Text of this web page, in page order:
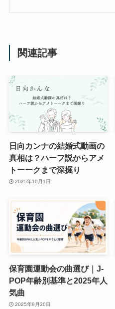
関連記事
日向カンナの結婚式動画の
真相は？ハーフ説からアメ
トーークまで深掘り
2025年10月1日
保育園運動会の曲選び｜J-
POP年齢別基準と2025年人
気曲
2025年9月30日